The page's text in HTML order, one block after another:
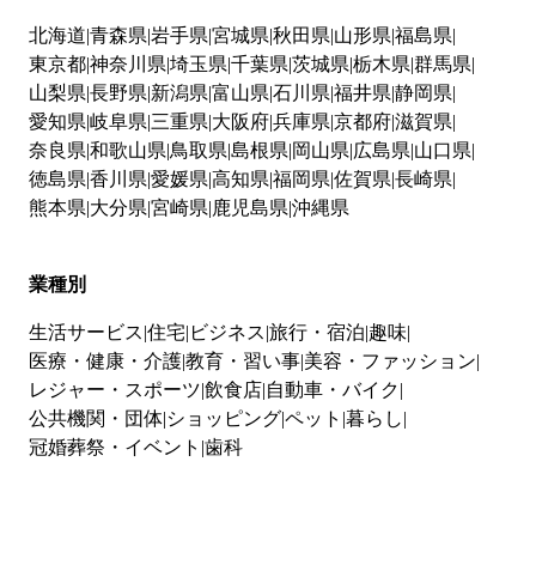
北海道 青森県 岩手県 宮城県 秋田県 山形県 福島県
東京都神奈川県 埼玉県 千葉県 茨城県 栃木県 群馬県
山梨県 長野県 新潟県 富山県 石川県 福井県 静岡県
愛知県 岐阜県 三重県 大阪府兵庫県 京都府滋賀県
奈良県 和歌山県 鳥取県 島根県 岡山県 広島県 山口県
徳島県 香川県 愛媛県 高知県 福岡県 佐賀県 長崎県
熊本県 大分県 宮崎県 鹿児島県 沖縄県
業種別
生活サービス 住宅 ビジネス 旅行・宿泊 趣味
医療・健康・介護教育・習い事 美容・ファッション
レジャー・スポーツ 飲食店 自動車・バイク
公共機関・団体 ショッピングペット 暮らし
冠婚葬祭・イベント 歯科